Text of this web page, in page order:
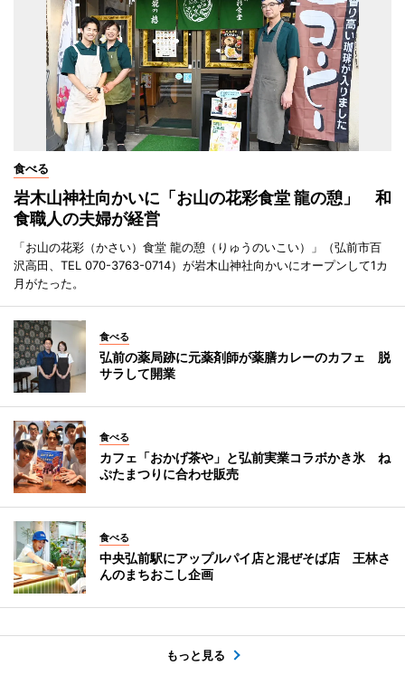
食べる
岩木山神社向かいに「お山の花彩食堂 龍の憩」 和
食職人の夫婦が経営
「お山の花彩（かさい）食堂 龍の憩（りゅうのいこい）」（弘前市百
沢高田、TEL 070-3763-0714）が岩木山神社向かいにオープンして1カ
月がたった。
食べる
弘前の薬局跡に元薬剤師が薬膳カレーのカフェ 脱
サラして開業
食べる
カフェ「おかげ茶や」と弘前実業コラボかき氷 ね
ぷたまつりに合わせ販売
食べる
中央弘前駅にアップルパイ店と混ぜそば店 王林さ
んのまちおこし企画
もっと見る